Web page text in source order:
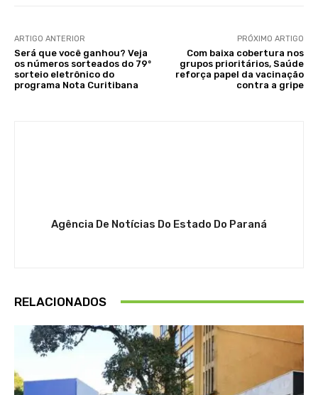
ARTIGO ANTERIOR
Será que você ganhou? Veja
os números sorteados do 79º
sorteio eletrônico do
programa Nota Curitibana
PRÓXIMO ARTIGO
Com baixa cobertura nos
grupos prioritários, Saúde
reforça papel da vacinação
contra a gripe
Agência De Notícias Do Estado Do Paraná
RELACIONADOS